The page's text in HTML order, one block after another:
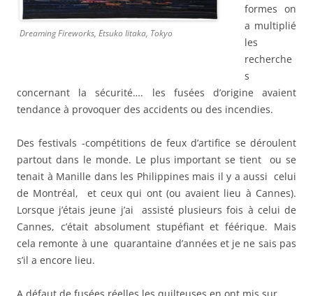
Dreaming Fireworks, Etsuko Iitaka, Tokyo
formes on
a multiplié
les
recherche
s
concernant la sécurité…. les fusées d’origine avaient
tendance à provoquer des accidents ou des incendies.
Des festivals -compétitions de feux d’artifice se déroulent
partout dans le monde. Le plus important se tient ou se
tenait à Manille dans les Philippines mais il y a aussi celui
de Montréal, et ceux qui ont (ou avaient lieu à Cannes).
Lorsque j’étais jeune j’ai assisté plusieurs fois à celui de
Cannes, c’était absolument stupéfiant et féérique. Mais
cela remonte à une quarantaine d’années et je ne sais pas
s’il a encore lieu.